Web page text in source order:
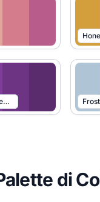
Mystic Amethyst Dream
di